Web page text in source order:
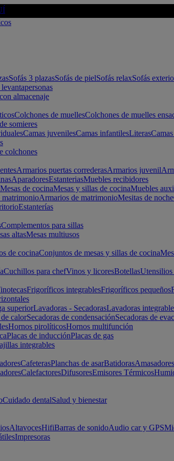
Sofás 3 plazasSofás de pielSofás relaxSofás
almacenaje
Colchones de muellesColchones de muelles
somieres
Camas juvenilesCamas infantilesLiteras
colchones
Armarios puertas correderasArmarios juvenil
AparadoresEstanteriasMuebles recibidores
Mesas de cocinaMesas y sillas de cocinaMuebles
matrimonioArmarios de matrimonioMesitas de noche
Estanterías
Complementos para sillas
altasMesas multiusos
de cocinaConjuntos de mesas y sillas de cocina
Cuchillos para chefVinos y licoresBotellasUtensilios
Frigoríficos integrablesFrigoríficos pequeños
superiorLavadoras - SecadorasLavadoras
calorSecadoras de condensaciónSecadoras de
Hornos pirolíticosHornos multifunción
Placas de inducciónPlacas de gas
integrables
CafeterasPlanchas de asarBatidorasAmasadores
CalefactoresDifusoresEmisores Térmicos
Cuidado dentalSalud y bienestar
AltavocesHifiBarras de sonidoAudio car y GPS
Impresoras